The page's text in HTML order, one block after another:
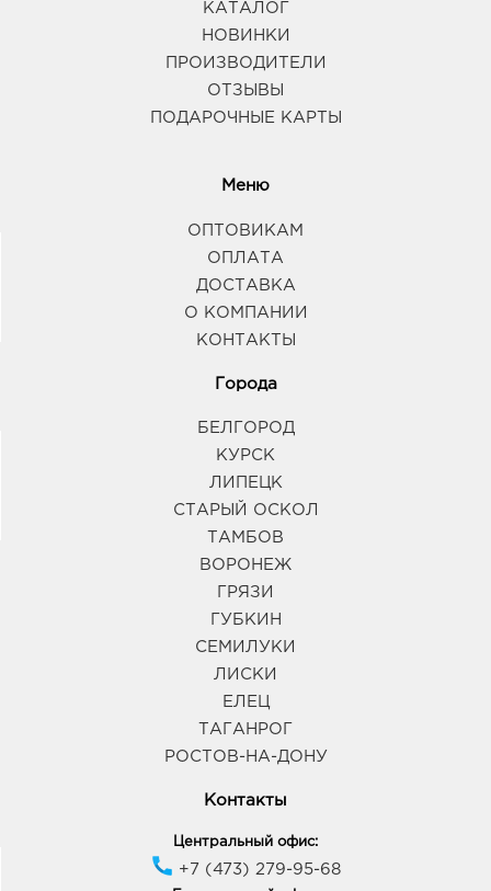
КАТАЛОГ
НОВИНКИ
ПРОИЗВОДИТЕЛИ
ОТЗЫВЫ
ПОДАРОЧНЫЕ КАРТЫ
Меню
ОПТОВИКАМ
ОПЛАТА
ДОСТАВКА
О КОМПАНИИ
КОНТАКТЫ
Города
БЕЛГОРОД
КУРСК
ЛИПЕЦК
СТАРЫЙ ОСКОЛ
ТАМБОВ
ВОРОНЕЖ
ГРЯЗИ
ГУБКИН
СЕМИЛУКИ
ЛИСКИ
ЕЛЕЦ
ТАГАНРОГ
РОСТОВ-НА-ДОНУ
Контакты
Центральный офис:
+7 (473) 279-95-68